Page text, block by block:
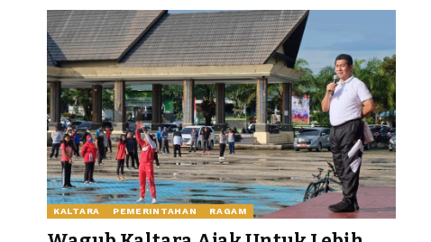
KALTARA PEMERINTAHAN RAGAM